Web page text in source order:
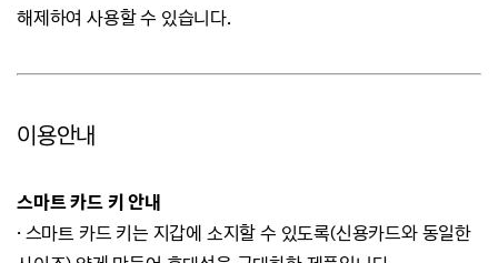
해제하여 사용할 수 있습니다.
이용안내
스마트 카드 키 안내
· 스마트 카드 키는 지갑에 소지할 수 있도록(신용카드와 동일한